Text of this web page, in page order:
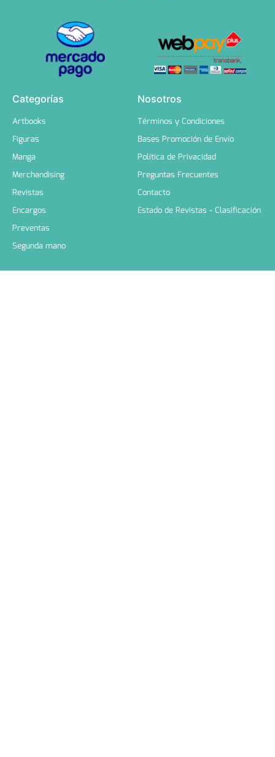
Categorías
Artbooks
Figuras
Manga
Merchandising
Revistas
Encargos
Preventas
Segunda mano
Nosotros
Términos y Condiciones
Bases Promoción de Envío
Política de Privacidad
Preguntas Frecuentes
Contacto
Estado de Revistas - Clasificación